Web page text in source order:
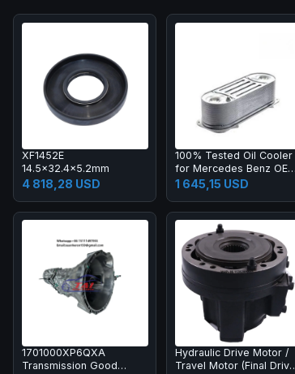
XF1452E
14.5x32.4x5.2mm
4 818,28 USD
100% Tested Oil Cooler
for Mercedes Benz OE
NO 51095007112 FOR
AKJ NO.WO-109
1 645,15 USD
1701000XP6QXA
Transmission Good
Hydraulic Drive Motor /
Travel Motor (Final Drive